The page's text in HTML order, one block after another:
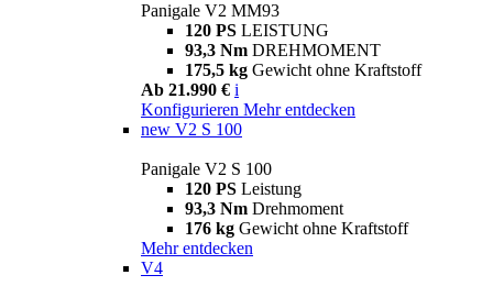
Panigale V2 MM93
120 PS LEISTUNG
93,3 Nm DREHMOMENT
175,5 kg Gewicht ohne Kraftstoff
Ab 21.990 € i
Konfigurieren Mehr entdecken
new V2 S 100
Panigale V2 S 100
120 PS Leistung
93,3 Nm Drehmoment
176 kg Gewicht ohne Kraftstoff
Mehr entdecken
V4